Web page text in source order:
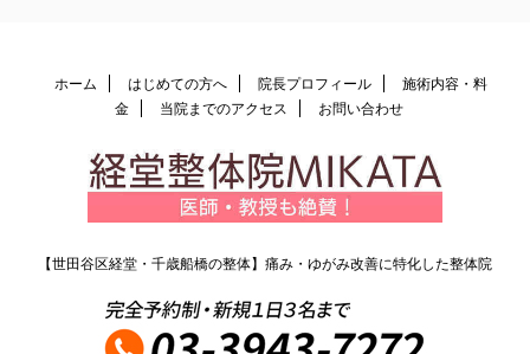
ホーム はじめての方へ 院長プロフィール
施術内容・料
金
当院までのアクセス お問い合わせ
【世田谷区経堂・千歳船橋の整体】痛み・ゆがみ改善に特化した整体院